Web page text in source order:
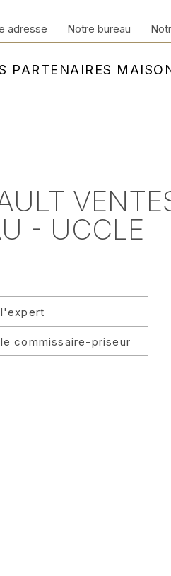
PARTENAIRES
adresse Notre bureau
- UCCLE
commissaire-priseur